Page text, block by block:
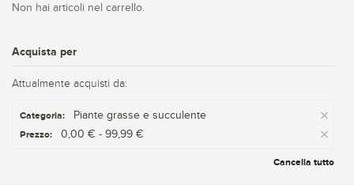
Non hai articoli nel carrello.
Acquista per
Attualmente acquisti da:
Categoria: Piante grasse e succulente
Prezzo: 0,00 € - 99,99 €
Cancella tutto